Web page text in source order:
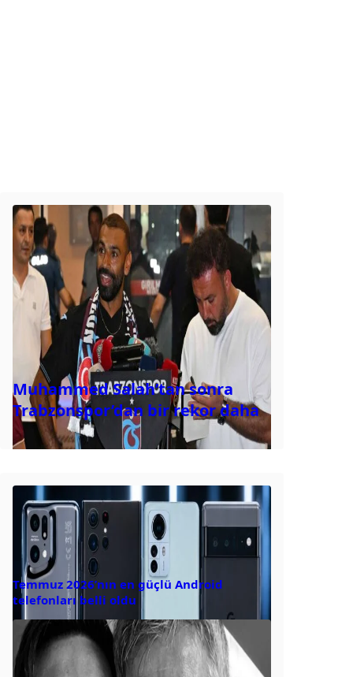
Muhammed Salah’tan sonra
Trabzonspor’dan bir rekor daha
Temmuz 2026’nın en güçlü Android
telefonları belli oldu